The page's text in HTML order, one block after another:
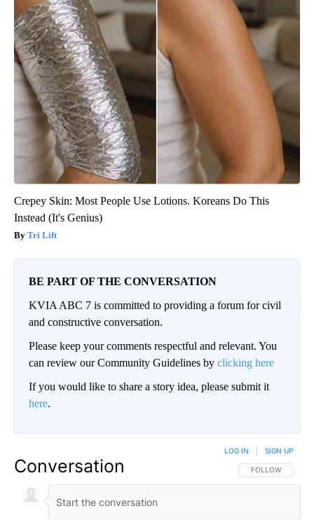
Crepey Skin: Most People Use Lotions. Koreans Do This
Instead (It's Genius)
Tri Lift
BE PART OF THE CONVERSATION
KVIA ABC 7 is committed to providing a forum for civil
and constructive conversation.
Please keep your comments respectful and relevant. You
can review our Community Guidelines by clicking here
If you would like to share a story idea, please submit it
here.
Conversation FOLLOW THIS
FOLLOW
LOG IN SIGN UP